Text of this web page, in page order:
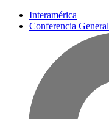
Interamérica
Conferencia General